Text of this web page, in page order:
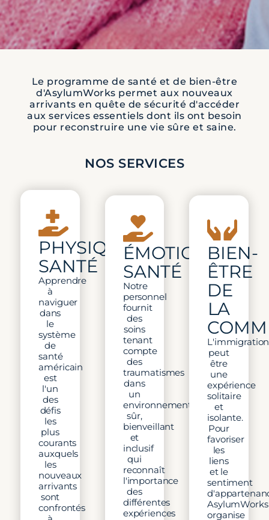
Le programme de santé et de bien-être
d'AsylumWorks permet aux nouveaux
arrivants en quête de sécurité d'accéder
aux services essentiels dont ils ont besoin
pour reconstruire une vie sûre et saine.
NOS SERVICES
PHYSIQUE
SANTÉ
Apprendre
à
naviguer
dans
le
système
de
santé
américain
est
l'un
des
défis
les
plus
courants
auxquels
les
nouveaux
arrivants
sont
confrontés
ÉMOTIONNEL
SANTÉ
Notre
personnel
fournit
des
soins
tenant
compte
des
traumatismes
dans
un
environnement
sûr,
bienveillant
et
inclusif
qui
reconnaît
l'importance
des
différentes
expériences
BIEN-
ÊTRE
DE
LA
L'immigration
peut
être
une
expérience
solitaire
et
isolante.
Pour
favoriser
les
liens
et le
sentiment
AsylumWorks
organise